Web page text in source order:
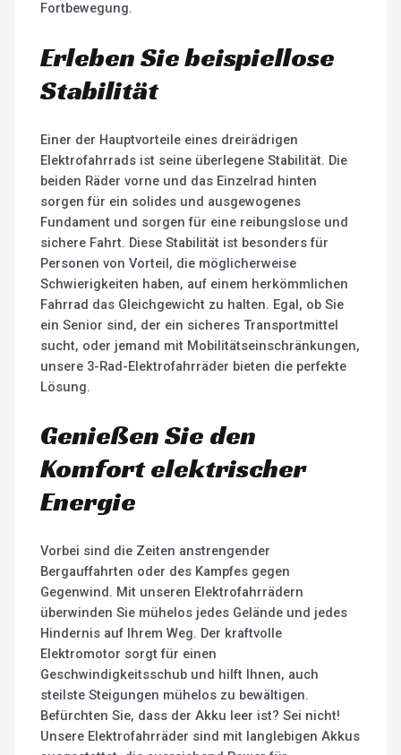
Fortbewegung.
Erleben Sie beispiellose
Stabilität
Einer der Hauptvorteile eines dreirädrigen
Elektrofahrrads ist seine überlegene Stabilität. Die
beiden Räder vorne und das Einzelrad hinten
sorgen für ein solides und ausgewogenes
Fundament und sorgen für eine reibungslose und
sichere Fahrt. Diese Stabilität ist besonders für
Personen von Vorteil, die möglicherweise
Schwierigkeiten haben, auf einem herkömmlichen
Fahrrad das Gleichgewicht zu halten. Egal, ob Sie
ein Senior sind, der ein sicheres Transportmittel
sucht, oder jemand mit Mobilitätseinschränkungen,
unsere 3-Rad-Elektrofahrräder bieten die perfekte
Lösung.
Genießen Sie den
Komfort elektrischer
Energie
Vorbei sind die Zeiten anstrengender
Bergauffahrten oder des Kampfes gegen
Gegenwind. Mit unseren Elektrofahrrädern
überwinden Sie mühelos jedes Gelände und jedes
Hindernis auf Ihrem Weg. Der kraftvolle
Elektromotor sorgt für einen
Geschwindigkeitsschub und hilft Ihnen, auch
steilste Steigungen mühelos zu bewältigen.
Befürchten Sie, dass der Akku leer ist? Sei nicht!
Unsere Elektrofahrräder sind mit langlebigen Akkus